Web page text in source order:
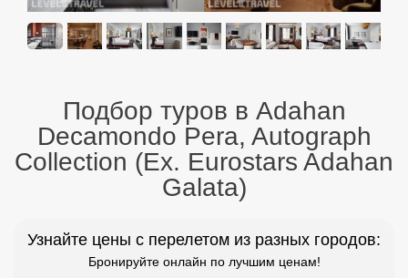
Подбор туров в Adahan
Decamondo Pera, Autograph
Collection (Ex. Eurostars Adahan
Galata)
Узнайте цены с перелетом из разных городов:
Бронируйте онлайн по лучшим ценам!